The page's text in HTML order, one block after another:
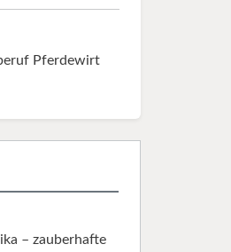
Pferdewirt
– zauberhafte